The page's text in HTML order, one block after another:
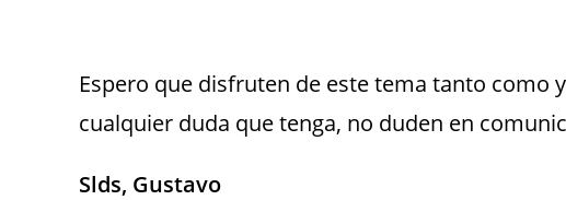
Espero que disfruten de este tema tanto como
cualquier duda que tenga, no duden en
Slds, Gustavo